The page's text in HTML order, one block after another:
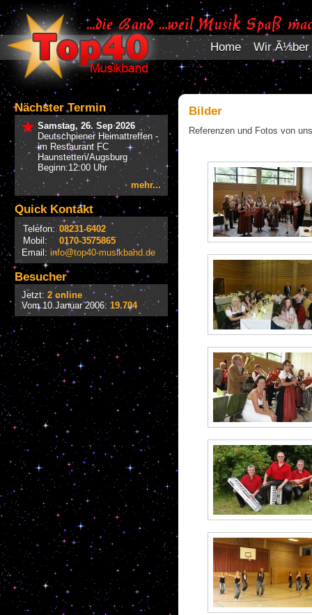
Home Wir Ã¼ber
Nächster Termin
Samstag, 26. Sep 2026
Deutschpiener Heimattreffen -
im Restaurant FC
Haunstetten/Augsburg
Beginn:12:00 Uhr
mehr...
Quick Kontakt
Telefon: 08231-6402
Mobil:
0170-3575865
Email:info@top40-musikband.de
Besucher
Jetzt: 2 online
Vom 10.Januar 2006: 19.704
Bilder
Referenzen und Fotos von